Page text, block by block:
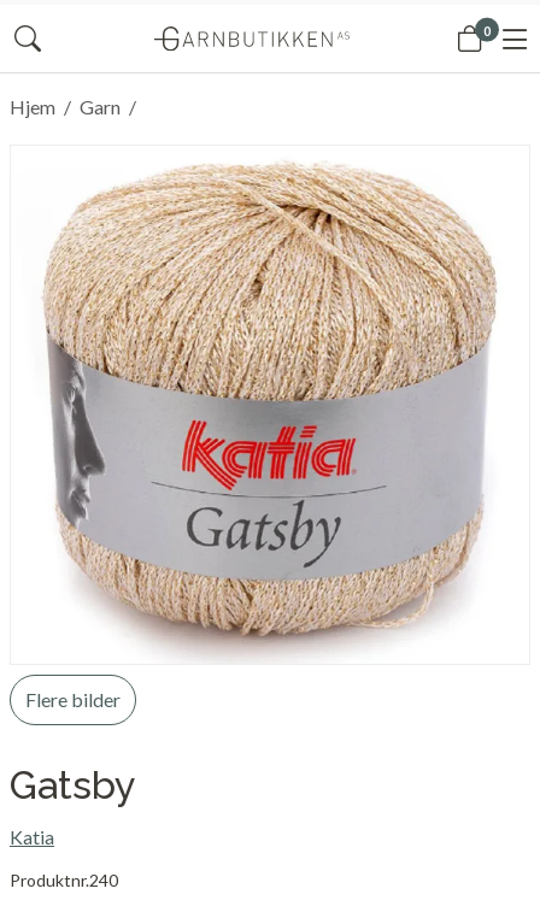
0
/
Hjem /
Garn
Flere bilder
Gatsby
Katia
Produktnr.240